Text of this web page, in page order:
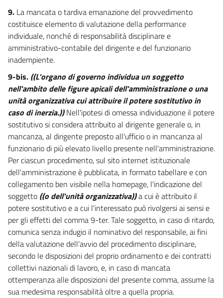
9. La mancata o tardiva emanazione del provvedimento
costituisce elemento di valutazione della performance
individuale, nonché di responsabilità disciplinare e
amministrativo-contabile del dirigente e del funzionario
inadempiente.
9-bis. ((L'organo di governo individua un soggetto
nell'ambito delle figure apicali dell'amministrazione o una
unità organizzativa cui attribuire il potere sostitutivo in
caso di inerzia.))Nell'ipotesi di omessa individuazione il potere
sostitutivo si considera attribuito al dirigente generale o, in
mancanza, al dirigente preposto all'ufficio o in mancanza al
funzionario di più elevato livello presente nell'amministrazione.
Per ciascun procedimento, sul sito internet istituzionale
dell'amministrazione è pubblicata, in formato tabellare e con
collegamento ben visibile nella homepage, l'indicazione del
soggetto ((o dell'unità organizzativa))a cui è attribuito il
potere sostitutivo e a cui l'interessato può rivolgersi ai sensi e
per gli effetti del comma 9-ter. Tale soggetto, in caso di ritardo,
comunica senza indugio il nominativo del responsabile, ai fini
della valutazione dell'avvio del procedimento disciplinare,
secondo le disposizioni del proprio ordinamento e dei contratti
collettivi nazionali di lavoro, e, in caso di mancata
ottemperanza alle disposizioni del presente comma, assume la
sua medesima responsabilità oltre a quella propria.